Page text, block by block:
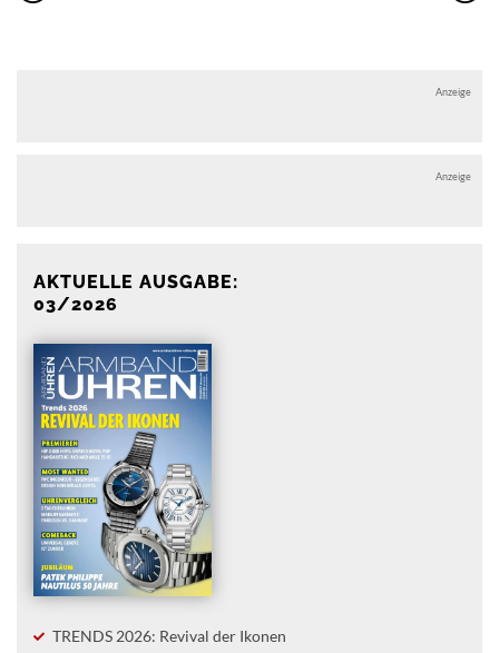
Anzeige
Anzeige
AKTUELLE AUSGABE:
03/2026
TRENDS 2026: Revival der Ikonen